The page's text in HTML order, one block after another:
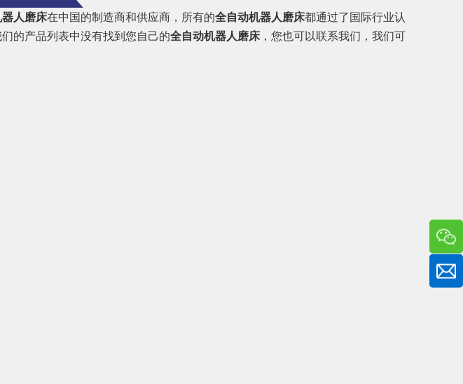
人磨床在中国的制造商和供应商，所有的全自动机器人磨床都通过了国际行业认
的产品列表中没有找到您自己的全自动机器人磨床，您也可以联系我们，我们可